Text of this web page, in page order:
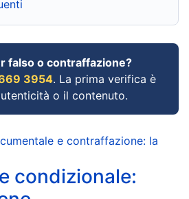
falso o contraffazione?
3954. La prima verifica è
o il contenuto.
e contraffazione: la
condizionale: